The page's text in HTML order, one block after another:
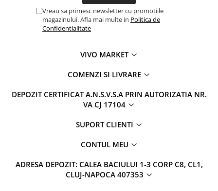
Vreau sa primesc newsletter cu promotiile
magazinului. Afla mai multe in Politica de
Confidentialitate
VIVO MARKET
COMENZI SI LIVRARE
DEPOZIT CERTIFICAT A.N.S.V.S.A PRIN AUTORIZATIA NR.
VA CJ 17104
SUPORT CLIENTI
CONTUL MEU
ADRESA DEPOZIT: CALEA BACIULUI 1-3 CORP C8, CL1,
CLUJ-NAPOCA 407353